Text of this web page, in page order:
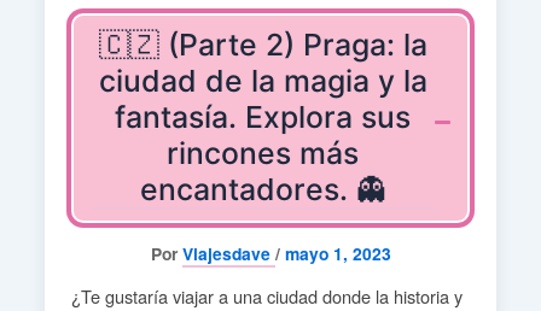
🇨🇿 (Parte 2) Praga: la
ciudad de la magia y la
fantasía. Explora sus
rincones más
encantadores. 👻
Por Viajesdave / mayo 1, 2023
¿Te gustaría viajar a una ciudad donde la historia y